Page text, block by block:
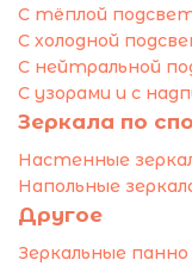
С тёплой
С холодной
С нейтральной
С узорами и с
Зеркала по
Настенные
Напольные
Другое
Зеркальные панно